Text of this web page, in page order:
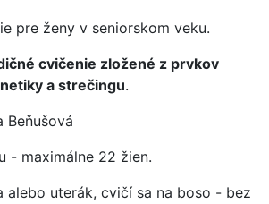
pre ženy v seniorskom veku.
cvičenie zložené z prvkov
a strečingu.
Beňušová
- maximálne 22 žien.
alebo uterák, cvičí sa na boso - bez